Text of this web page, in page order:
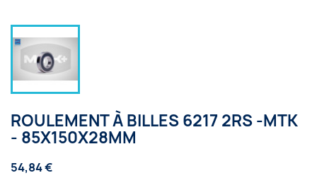
ROULEMENT À BILLES 6217 2RS -MTK
- 85X150X28MM
54,84 €